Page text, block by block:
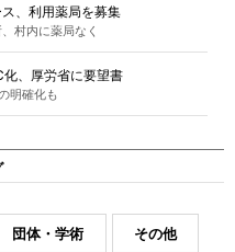
、利用薬局を募集
村内に薬局なく
化、厚労省に要望書
明確化も
団体・学術 その他